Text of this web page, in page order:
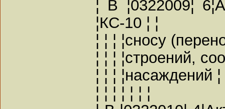
¦ В ¦0322009¦
¦КС-10 ¦ ¦
¦ ¦ ¦ ¦сносу
¦ ¦ ¦ ¦строений,
¦ ¦ ¦ ¦насаждений ¦
¦ ¦ ¦ ¦ ¦ ¦ ¦